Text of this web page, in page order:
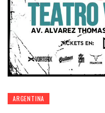
ARGENTINA